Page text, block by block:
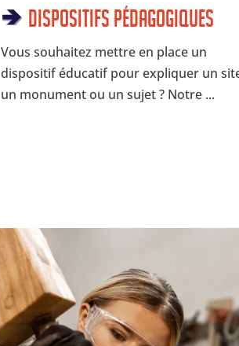
Dispositifs pédagogiques
Vous souhaitez mettre en place un
dispositif éducatif pour expliquer un
un monument ou un sujet ? Notre ...